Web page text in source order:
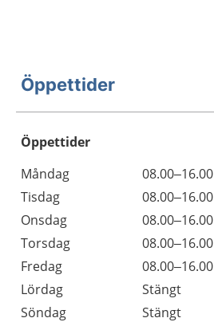
Öppettider
Öppettider
Dag
Öppettider
Kommentarer
Måndag
08.00–16.00
Tisdag
08.00–16.00
Onsdag
08.00–16.00
Torsdag
08.00–16.00
Fredag
08.00–16.00
Lördag
Stängt
Söndag
Stängt